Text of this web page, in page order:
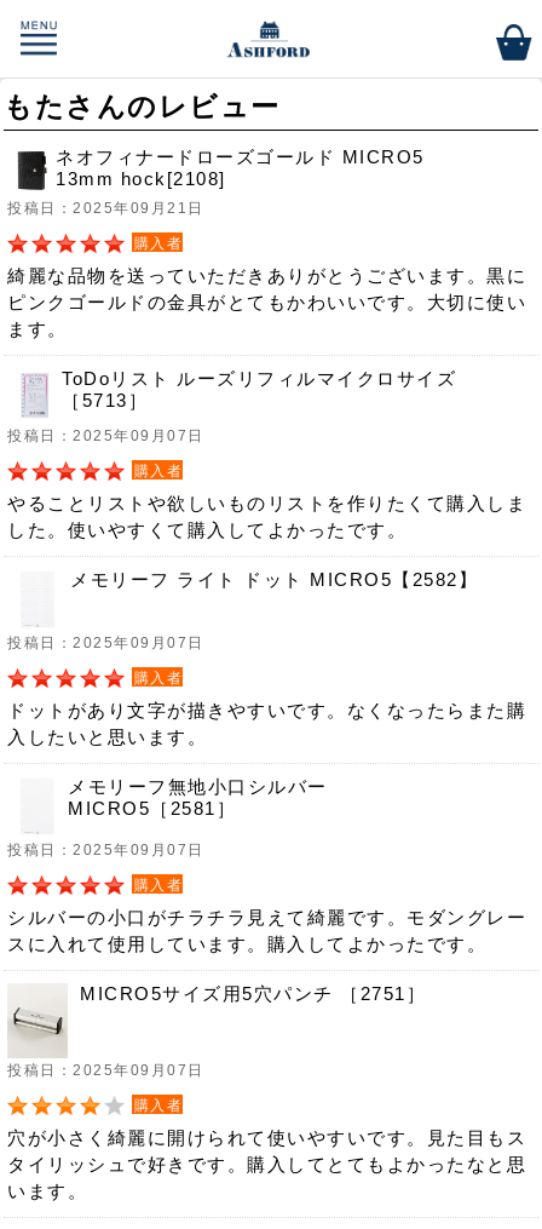
もたさんのレビュー
ネオフィナードローズゴールド MICRO5
13mm hock[2108]
投稿日：2025年09月21日
購入者
綺麗な品物を送っていただきありがとうございます。黒に
ピンクゴールドの金具がとてもかわいいです。大切に使い
ます。
ToDoリスト ルーズリフィルマイクロサイズ
［5713］
投稿日：2025年09月07日
購入者
やることリストや欲しいものリストを作りたくて購入しま
した。使いやすくて購入してよかったです。
メモリーフ ライト ドット MICRO5【2582】
投稿日：2025年09月07日
購入者
ドットがあり文字が描きやすいです。なくなったらまた購
入したいと思います。
メモリーフ無地小口シルバー
MICRO5［2581］
投稿日：2025年09月07日
購入者
シルバーの小口がチラチラ見えて綺麗です。モダングレー
スに入れて使用しています。購入してよかったです。
MICRO5サイズ用5穴パンチ ［2751］
投稿日：2025年09月07日
購入者
穴が小さく綺麗に開けられて使いやすいです。見た目もス
タイリッシュで好きです。購入してとてもよかったなと思
います。